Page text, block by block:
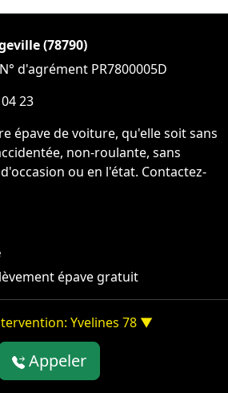
(78790)
d'agrément PR7800005D
23
épave de voiture, qu'elle soit sans
non-roulante, sans
ou en l'état. Contactez-
épave gratuit
Yvelines 78 ▼
Appeler